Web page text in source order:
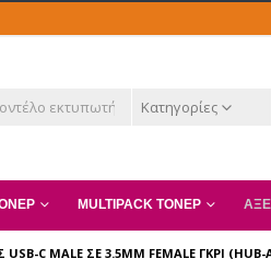
Κατηγορίες
MULTIPACK ΤΌΝΕΡ
C MALE ΣΕ 3.5MM FEMALE ΓΚΡΙ (HUB-